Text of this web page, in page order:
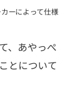
ーによって仕様
、あやっぺ
とについて